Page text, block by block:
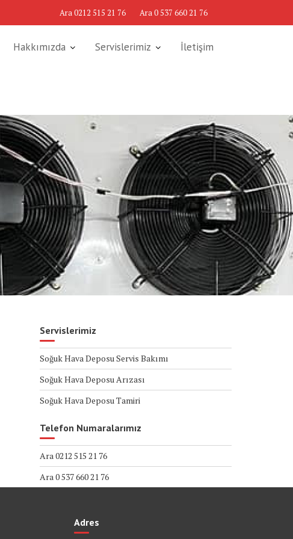
Ara 0212 515 21 76 Ara 0 537 660 21 76
Hakkımızda Servislerimiz İletişim
Servislerimiz
Soğuk Hava Deposu Servis Bakımı
Soğuk Hava Deposu Arızası
Soğuk Hava Deposu Tamiri
Telefon Numaralarımız
Ara 0212 515 21 76
Ara 0 537 660 21 76
Adres